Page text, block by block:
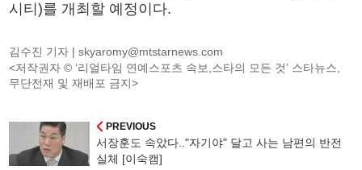
시티)를 개최할 예정이다.
김수진 기자 |skyaromy@mtstarnews.com
<저작권자 © ‘리얼타임 연예스포츠 속보,스타의 모든 것’ 스타뉴스,
무단전재 및 재배포 금지>
PREVIOUS
서장훈도 속았다.."자기야" 달고 사는 남편의 반전
실체 [이숙캠]